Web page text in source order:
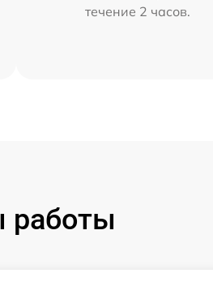
течение 2 часов.
работы